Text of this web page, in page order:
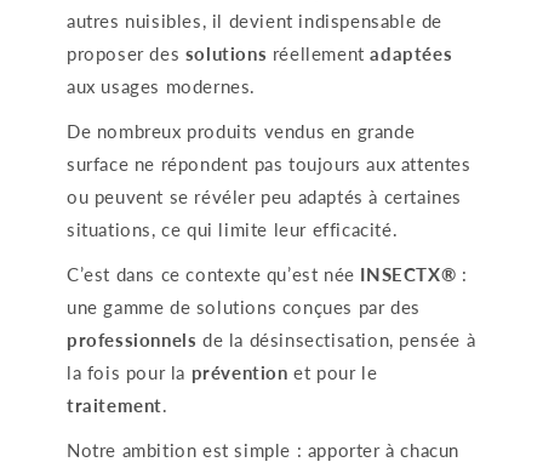
autres nuisibles, il devient indispensable de
proposer des solutions réellementadaptées
aux usages modernes.
De nombreux produits vendus en grande
surface ne répondent pas toujours aux attentes
ou peuvent se révéler peu adaptés à certaines
situations, ce qui limite leur efficacité.
C’est dans ce contexte qu’est née INSECTX® :
une gamme de solutions conçues par des
professionnels de la désinsectisation, pensée à
la fois pour la prévention et pour le
traitement.
Notre ambition est simple : apporter à chacun